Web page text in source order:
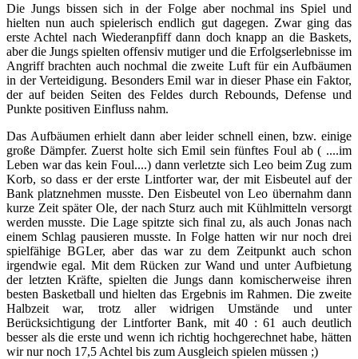
Die Jungs bissen sich in der Folge aber nochmal ins Spiel und
hielten nun auch spielerisch endlich gut dagegen. Zwar ging das
erste Achtel nach Wiederanpfiff dann doch knapp an die Baskets,
aber die Jungs spielten offensiv mutiger und die Erfolgserlebnisse im
Angriff brachten auch nochmal die zweite Luft für ein Aufbäumen
in der Verteidigung. Besonders Emil war in dieser Phase ein Faktor,
der auf beiden Seiten des Feldes durch Rebounds, Defense und
Punkte positiven Einfluss nahm.
Das Aufbäumen erhielt dann aber leider schnell einen, bzw. einige
große Dämpfer. Zuerst holte sich Emil sein fünftes Foul ab ( ....im
Leben war das kein Foul....) dann verletzte sich Leo beim Zug zum
Korb, so dass er der erste Lintforter war, der mit Eisbeutel auf der
Bank platznehmen musste. Den Eisbeutel von Leo übernahm dann
kurze Zeit später Ole, der nach Sturz auch mit Kühlmitteln versorgt
werden musste. Die Lage spitzte sich final zu, als auch Jonas nach
einem Schlag pausieren musste. In Folge hatten wir nur noch drei
spielfähige BGLer, aber das war zu dem Zeitpunkt auch schon
irgendwie egal. Mit dem Rücken zur Wand und unter Aufbietung
der letzten Kräfte, spielten die Jungs dann komischerweise ihren
besten Basketball und hielten das Ergebnis im Rahmen. Die zweite
Halbzeit war, trotz aller widrigen Umstände und unter
Berücksichtigung der Lintforter Bank, mit 40 : 61 auch deutlich
besser als die erste und wenn ich richtig hochgerechnet habe, hätten
wir nur noch 17,5 Achtel bis zum Ausgleich spielen müssen ;)